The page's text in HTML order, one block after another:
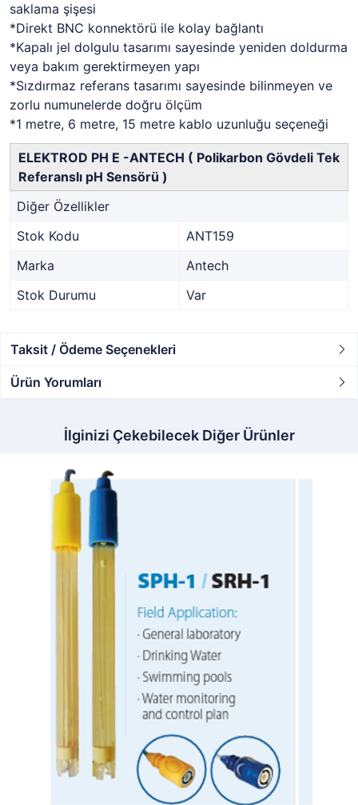
saklama şişesi
*Direkt BNC konnektörü ile kolay bağlantı
*Kapalı jel dolgulu tasarımı sayesinde yeniden doldurma
veya bakım gerektirmeyen yapı
*Sızdırmaz referans tasarımı sayesinde bilinmeyen ve
zorlu numunelerde doğru ölçüm
*1 metre, 6 metre, 15 metre kablo uzunluğu seçeneği
ELEKTROD PH E -ANTECH ( Polikarbon Gövdeli Tek
Referanslı pH Sensörü )
Diğer Özellikler
Stok Kodu
ANT159
Marka
Antech
Stok Durumu
Var
Taksit / Ödeme Seçenekleri
Ürün Yorumları
İlginizi Çekebilecek Diğer Ürünler